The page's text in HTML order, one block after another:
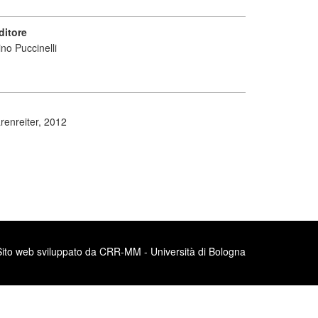
Puccinelli
2012
web sviluppato da CRR-MM - Università di Bologna